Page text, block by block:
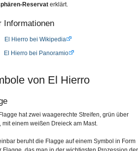
Reservat erklärt.
Informationen
El Hierro bei Wikipedia
El Hierro bei Panoramio
von El Hierro
hat zwei waagerechte Streifen, grün über
mit einem weißen Dreieck am Mast.
beruht die Flagge auf einem Symbol in Form